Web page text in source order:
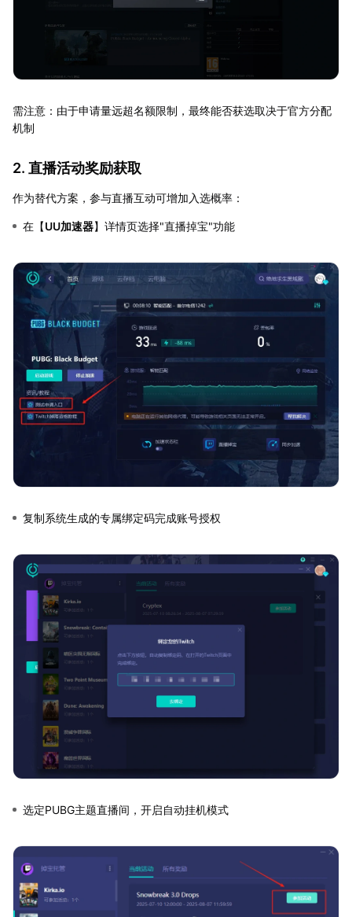
需注意：由于申请量远超名额限制，最终能否获选取决于官方分配
机制
2. 直播活动奖励获取
作为替代方案，参与直播互动可增加入选概率：
在【UU加速器】详情页选择"直播掉宝"功能
复制系统生成的专属绑定码完成账号授权
选定PUBG主题直播间，开启自动挂机模式